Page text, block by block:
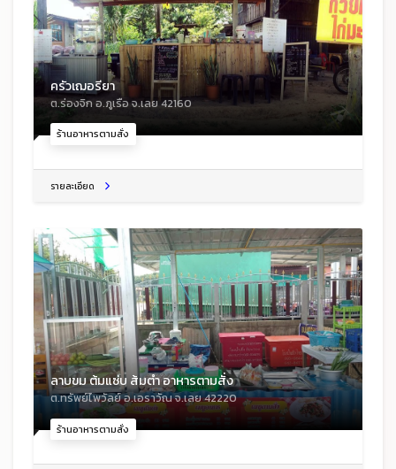
ร้านอาหารตามสั่ง
ครัวเฌอรียา
ต.ร่องจิก อ.ภูเรือ จ.เลย 42160
รายละเอียด
ร้านอาหารตามสั่ง
ลาบขม ต้มแซ่บ ส้มตำ อาหารตามสั่ง
ต.ทรัพย์ไพวัลย์ อ.เอราวัณ จ.เลย 42220